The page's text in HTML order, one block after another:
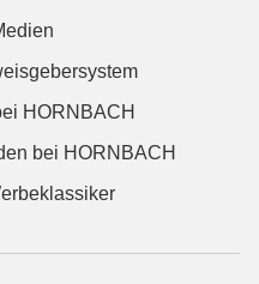
HORNBACH
bei HORNBACH